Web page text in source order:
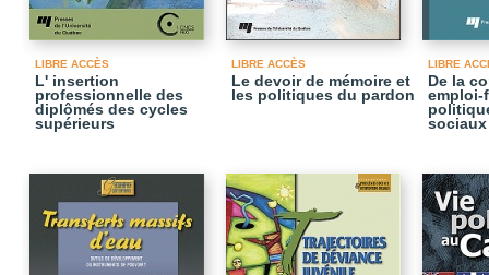
LIBRE ACCÈS
L' insertion
professionnelle des
diplômés des cycles
supérieurs
LIBRE ACCÈS
Le devoir de mémoire et
les politiques du pardon
LIBRE
De la
emploi-
sociaux